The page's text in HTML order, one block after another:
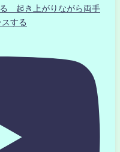
起き上がりながら両手
する